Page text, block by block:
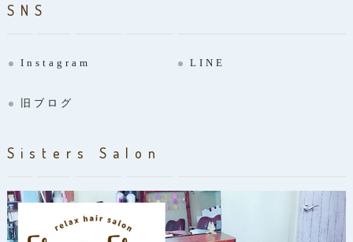
SNS
Instagram LINE
旧ブログ
Sisters Salon